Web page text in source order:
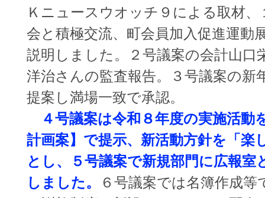
Ｋニュースウオッチ９による取材
会と積極交流、町会員加入促進運動
説明しました。２号議案の会計山口
洋治さんの監査報告。３号議案の新
提案し満場一致で承認。
４号議案は令和８年度の実施活動
計画案】で提示、新活動方針を「楽
とし、５号議案で新規部門に広報
しました。
６号議案では名簿作成